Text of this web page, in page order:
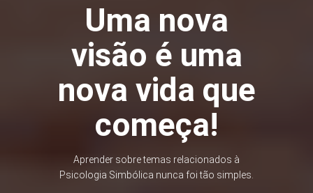
Uma nova
visão é uma
nova vida que
começa!
Aprender sobre temas relacionados à
Psicologia Simbólica nunca foi tão simples.